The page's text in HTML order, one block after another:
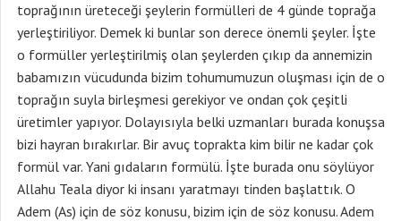
toprağının üreteceği şeylerin formülleri de 4 günde toprağa
yerleştiriliyor. Demek ki bunlar son derece önemli şeyler. İşte
o formüller yerleştirilmiş olan şeylerden çıkıp da annemizin
babamızın vücudunda bizim tohumumuzun oluşması için de o
toprağın suyla birleşmesi gerekiyor ve ondan çok çeşitli
üretimler yapıyor. Dolayısıyla belki uzmanları burada konuşsa
bizi hayran bırakırlar. Bir avuç toprakta kim bilir ne kadar çok
formül var. Yani gıdaların formülü. İşte burada onu söylüyor
Allahu Teala diyor ki insanı yaratmayı tinden başlattık. O
Adem (As) için de söz konusu, bizim için de söz konusu. Adem